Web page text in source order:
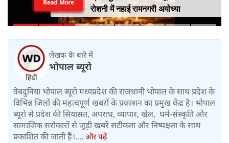
रोशनी में नहाई रामनगरी अयोध्या
Read More
लेखक के बारे में
भोपाल ब्यूरो
वेबदुनिया भोपाल ब्यूरो मध्यप्रदेश की राजधानी भोपाल के साथ प्रदेश के
विभिन्न जिलों की महत्वपूर्ण खबरों के प्रकाशन का प्रमुख केंद्र है। भोपाल
ब्यूरो से प्रदेश की सियासत, अपराध, व्यापार, खेल, धर्म-संस्कृति और
सामाजिक सरोकारों से जुड़ी खबरें सटीकता और निष्पक्षता के साथ
प्रकाशित की जाती हैं।.... और पढ़ें